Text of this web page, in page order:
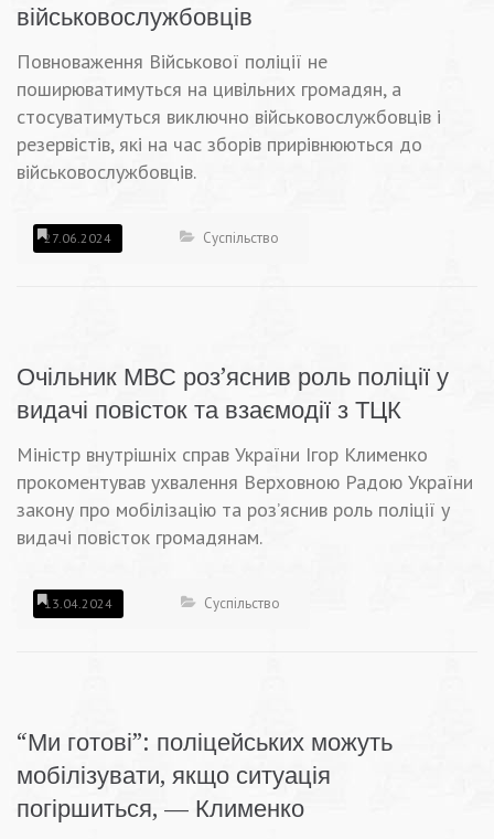
військовослужбовців
Повноваження Військової поліції не
поширюватимуться на цивільних громадян, а
стосуватимуться виключно військовослужбовців і
резервістів, які на час зборів прирівнюються до
військовослужбовців.
27.06.2024 Суспільство
Очільник МВС роз’яснив роль поліції у
видачі повісток та взаємодії з ТЦК
Міністр внутрішніх справ України Ігор Клименко
прокоментував ухвалення Верховною Радою України
закону про мобілізацію та роз’яснив роль поліції у
видачі повісток громадянам.
13.04.2024 Суспільство
“Ми готові”: поліцейських можуть
мобілізувати, якщо ситуація
погіршиться, — Клименко